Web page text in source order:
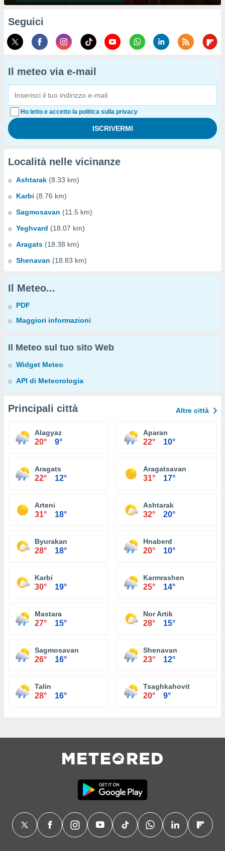
Seguici
Il meteo via e-mail
Ho letto e accetto la politica sulla privacy
Località nelle vicinanze
Ashtarak (8.33 km)
Karbi (8.76 km)
Sagmosavan (11.5 km)
Yeghvard (18.07 km)
Aragats (18.38 km)
Shenavan (18.83 km)
Il Meteo...
PDF
Maggiori informazioni
Il Meteo sul tuo sito Web
Widget Meteo
API di Meteorologia
Principali città Altre città
Alagyaz
20° 9°
Aparan
22° 10°
Aragats
22° 12°
Aragatsavan
31° 17°
Arteni
31° 18°
Ashtarak
32° 20°
Byurakan
28° 18°
Hnaberd
20° 10°
Karbi
30° 19°
Karmrashen
25° 14°
Mastara
27° 15°
Nor Artik
28° 15°
Sagmosavan
26° 16°
Shenavan
23° 12°
Talin
28° 16°
Tsaghkahovit
20° 9°